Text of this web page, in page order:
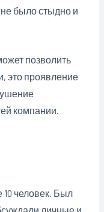
было стыдно и
позволить
это проявление
компании.
10 человек. Был
личные и